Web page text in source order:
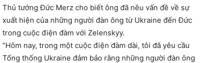
Thủ tướng Đức Merz cho biết ông đã nêu vấn đề về sự
xuất hiện của những người đàn ông từ Ukraine đến Đức
trong cuộc điện đàm với Zelenskyy.
“Hôm nay, trong một cuộc điện đàm dài, tôi đã yêu cầu
Tổng thống Ukraine đảm bảo rằng những người đàn ông